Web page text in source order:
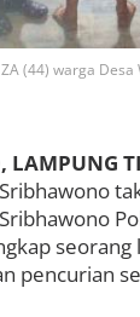
k
a
p
P
k
u
C
u
r
a
(44) warga
LAMPUNG
seorang
pencurian